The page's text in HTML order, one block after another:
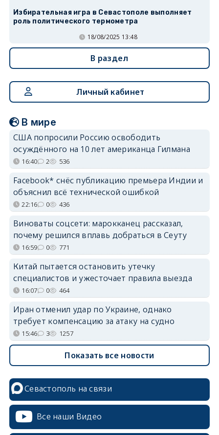
Избирательная игра в Севастополе выполняет
роль политического термометра
18/08/2025 13:48
В раздел
Личный кабинет
В мире
США попросили Россию освободить
осуждённого на 10 лет американца Гилмана
16:40 2 536
Facebook* снёс публикацию премьера Индии и
объяснил всё технической ошибкой
22:16 0 436
Виноваты соцсети: марокканец рассказал,
почему решился вплавь добраться в Сеуту
16:59 0 771
Китай пытается остановить утечку
специалистов и ужесточает правила выезда
16:07 0 464
Иран отменил удар по Украине, однако
требует компенсацию за атаку на судно
15:46 3 1257
Показать все новости
Севастополь на связи
Все наши Видео